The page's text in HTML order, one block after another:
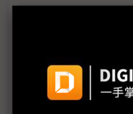
台廠踴躍發放股利並調
川普點評關稅退稅：不申